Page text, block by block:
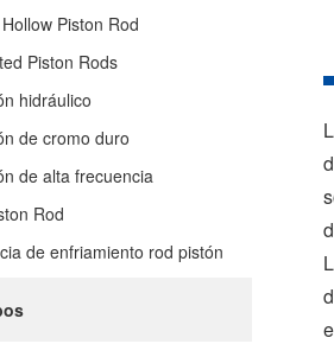
Piston Rod
Piston Rods
hidráulico
de cromo duro
de alta frecuencia
Rod
de enfriamiento rod pistón